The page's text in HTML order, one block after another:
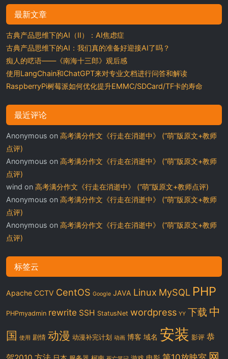
最新文章
古典产品思维下的AI（II）：AI焦虑症
古典产品思维下的AI：我们真的准备好迎接AI了吗？
痴人的呓语——《南海十三郎》观后感
使用LangChain和ChatGPT来对专业文档进行问答和解读
RaspberryPi树莓派如何优化提升EMMC/SDCard/TF卡的寿命
最近评论
Anonymous on 高考满分作文《行走在消逝中》 (“萌”版原文+教师
点评)
Anonymous on 高考满分作文《行走在消逝中》 (“萌”版原文+教师
点评)
wind on 高考满分作文《行走在消逝中》 (“萌”版原文+教师点评)
Anonymous on 高考满分作文《行走在消逝中》 (“萌”版原文+教师
点评)
Anonymous on 高考满分作文《行走在消逝中》 (“萌”版原文+教师
点评)
标签云
Apache CCTV CentOS Google JAVA Linux MySQL PHP
PHPmyadmin rewrite SSH StatusNet wordpress YY 下载 中
国 使用 剧情 动漫 动漫补完计划 动画 博客 域名 安装 影评 恭
网